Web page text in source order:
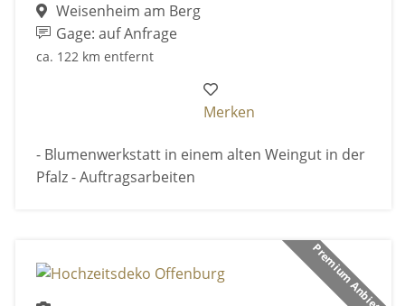
Weisenheim am Berg
Gage: auf Anfrage
ca. 122 km entfernt
Merken
- Blumenwerkstatt in einem alten Weingut in der
Pfalz - Auftragsarbeiten
Premium Anbieter